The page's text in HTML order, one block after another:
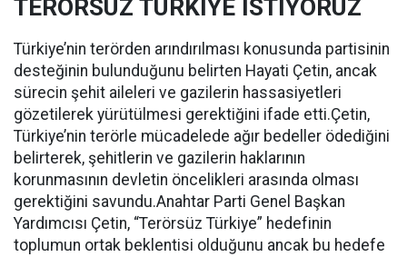
TERÖRSÜZ TÜRKİYE İSTİYORUZ
Türkiye’nin terörden arındırılması konusunda partisinin
desteğinin bulunduğunu belirten Hayati Çetin, ancak
sürecin şehit aileleri ve gazilerin hassasiyetleri
gözetilerek yürütülmesi gerektiğini ifade etti.Çetin,
Türkiye’nin terörle mücadelede ağır bedeller ödediğini
belirterek, şehitlerin ve gazilerin haklarının
korunmasının devletin öncelikleri arasında olması
gerektiğini savundu.Anahtar Parti Genel Başkan
Yardımcısı Çetin, “Terörsüz Türkiye” hedefinin
toplumun ortak beklentisi olduğunu ancak bu hedefe